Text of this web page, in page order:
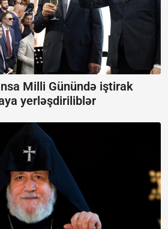
Milli Günündə iştirak
yerləşdiriliblər